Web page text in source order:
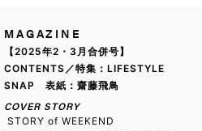
MAGAZINE
【2025年2・3月合併号】
CONTENTS／特集：LIFESTYLE
SNAP 表紙：齋藤飛鳥
COVER STORY
STORY of WEEKEND